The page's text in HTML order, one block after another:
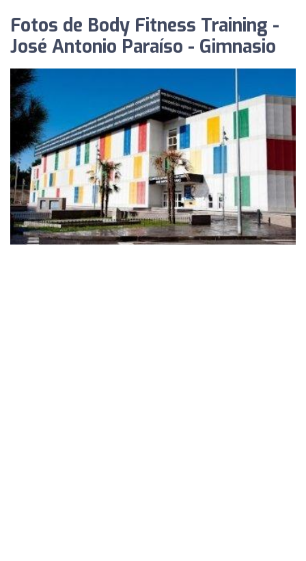
Fotos de Body Fitness Training -
José Antonio Paraíso - Gimnasio